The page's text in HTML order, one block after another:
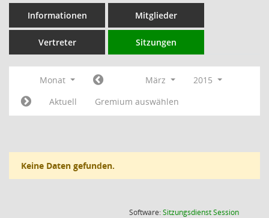
Informationen Mitglieder
Vertreter Sitzungen
Monat März
2015
Aktuell
Gremium auswählen
Keine Daten gefunden.
Software:SitzungsdienstSession(Wird in